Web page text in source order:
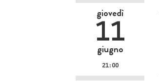
giovedì
11
giugno
21:00